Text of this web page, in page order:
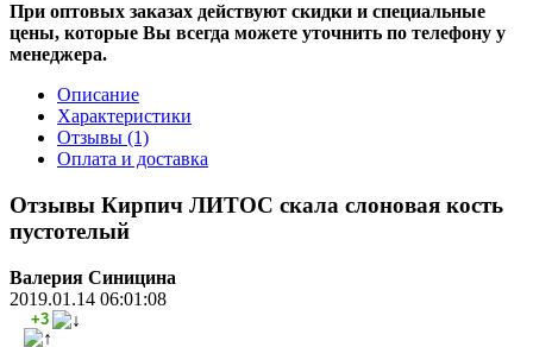
При оптовых заказах действуют скидки и специальные
цены, которые Вы всегда можете уточнить по телефону у
менеджера.
Описание
Характеристики
Отзывы (1)
Оплата и доставка
Отзывы Кирпич ЛИТОС скала слоновая кость
пустотелый
Валерия Синицина
2019.01.14 06:01:08
+3